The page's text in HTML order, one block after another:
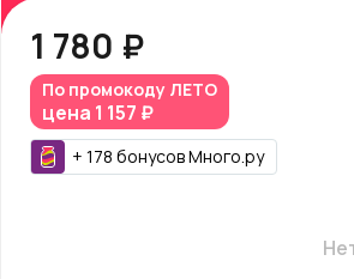
1 780 ₽
По промокоду ЛЕТО
цена 1 157 ₽
+ 178 бонусовМного.ру